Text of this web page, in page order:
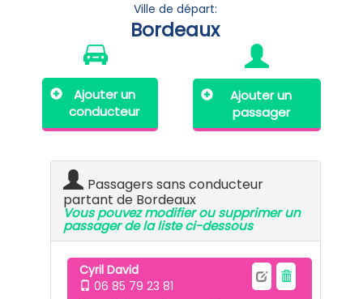
Ville de départ:
Bordeaux
Ajouter un
conducteur
Ajouter un
passager
Passagers sans conducteur
partant de Bordeaux
Vous pouvez modifier ou supprimer un
passager de la liste ci-dessous
Cyril David
06 85 79 23 81